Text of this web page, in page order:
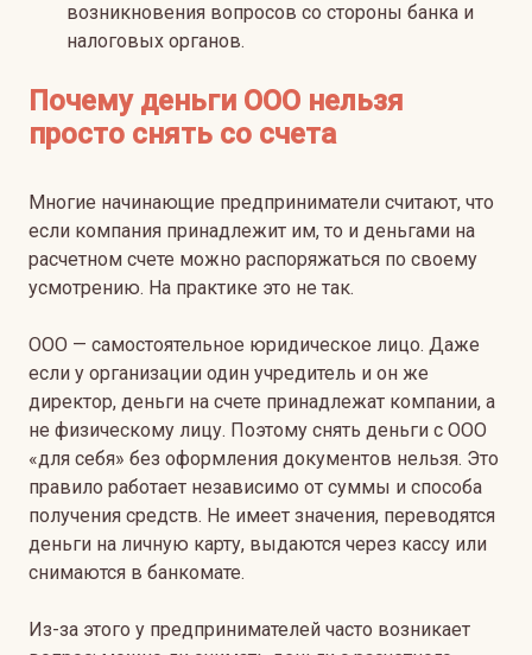
возникновения вопросов со стороны банка и
налоговых органов.
Почему деньги ООО нельзя
просто снять со счета
Многие начинающие предприниматели считают, что
если компания принадлежит им, то и деньгами на
расчетном счете можно распоряжаться по своему
усмотрению. На практике это не так.
ООО — самостоятельное юридическое лицо. Даже
если у организации один учредитель и он же
директор, деньги на счете принадлежат компании, а
не физическому лицу. Поэтому снять деньги с ООО
«для себя» без оформления документов нельзя. Это
правило работает независимо от суммы и способа
получения средств. Не имеет значения, переводятся
деньги на личную карту, выдаются через кассу или
снимаются в банкомате.
Из-за этого у предпринимателей часто возникает